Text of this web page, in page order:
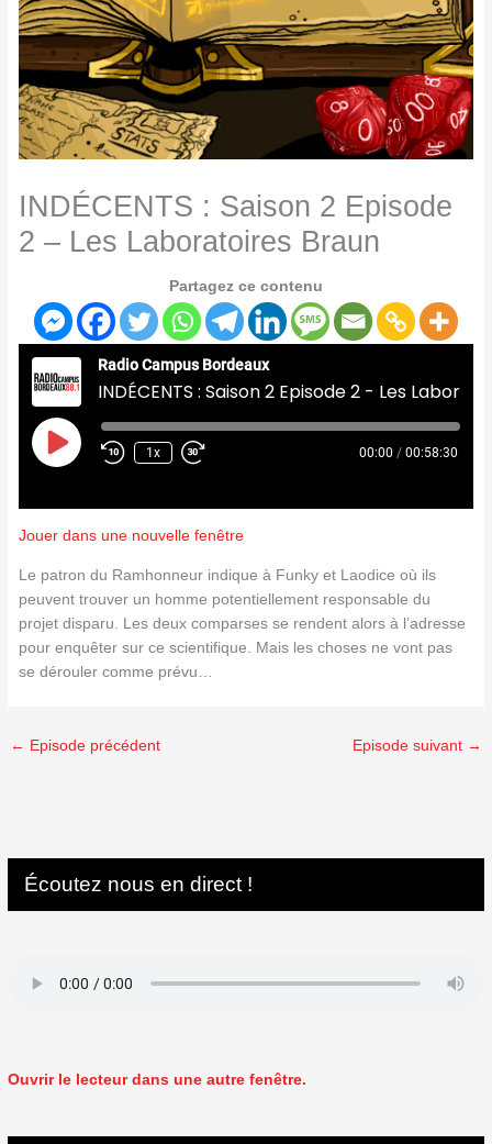
INDÉCENTS : Saison 2 Episode
2 – Les Laboratoires Braun
Partagez ce contenu
Radio Campus Bordeaux
Play
Episode
1x 00:00 / 00:58:30
Jouer dans une nouvelle fenêtre
Le patron du Ramhonneur indique à Funky et Laodice où ils
peuvent trouver un homme potentiellement responsable du
projet disparu. Les deux comparses se rendent alors à l’adresse
pour enquêter sur ce scientifique. Mais les choses ne vont pas
se dérouler comme prévu…
← Episode précédent Episode suivant →
Écoutez nous en direct !
Ouvrir le lecteur dans une autre fenêtre.